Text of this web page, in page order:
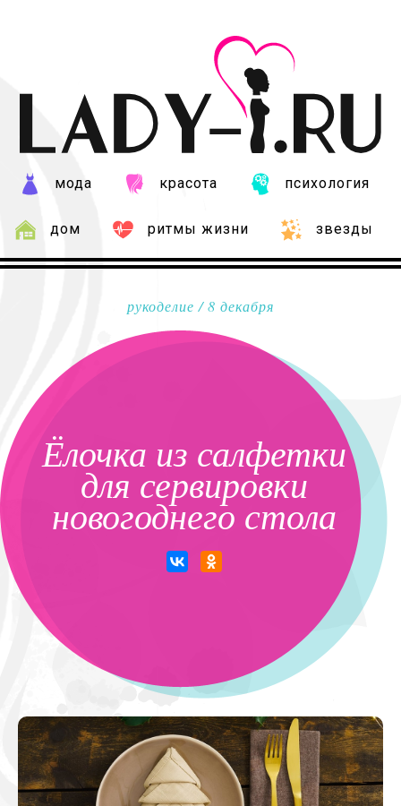
мода красота психология
дом ритмы жизни звезды
рукоделие / 8 декабря
Ёлочка из салфетки
для сервировки
новогоднего стола